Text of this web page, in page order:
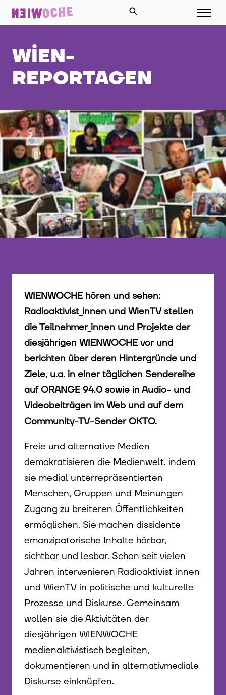
WIEN-
REPORTAGEN
WIENWOCHE hören und sehen:
Radioaktivist_innen und WienTV stellen
die Teilnehmer_innen und Projekte der
diesjährigen WIENWOCHE vor und
berichten über deren Hintergründe und
Ziele, u.a. in einer täglichen Sendereihe
auf ORANGE 94.0 sowie in Audio- und
Videobeiträgen im Web und auf dem
Community-TV-Sender OKTO.
Freie und alternative Medien
demokratisieren die Medienwelt, indem
sie medial unterrepräsentierten
Menschen, Gruppen und Meinungen
Zugang zu breiteren Öffentlichkeiten
ermöglichen. Sie machen dissidente
emanzipatorische Inhalte hörbar,
sichtbar und lesbar. Schon seit vielen
Jahren intervenieren Radioaktivist_innen
und WienTV in politische und kulturelle
Prozesse und Diskurse. Gemeinsam
wollen sie die Aktivitäten der
diesjährigen WIENWOCHE
medienaktivistisch begleiten,
dokumentieren und in alternativmediale
Diskurse einknüpfen.